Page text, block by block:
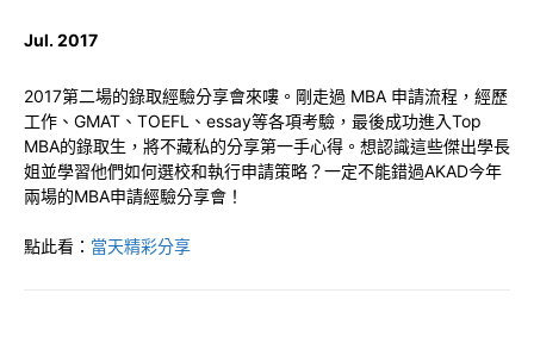
Jul. 2017
2017第二場的錄取經驗分享會來嘍。剛走過 MBA 申請流程，經歷
工作、GMAT、TOEFL、essay等各項考驗，最後成功進入Top
MBA的錄取生，將不藏私的分享第一手心得。想認識這些傑出學長
姐並學習他們如何選校和執行申請策略？一定不能錯過AKAD今年
兩場的MBA申請經驗分享會！
點此看： 當天精彩分享